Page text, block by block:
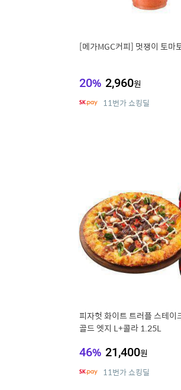
[메가MGC커피] 멋쟁이 토마
20% 2,960원
11번가 쇼킹딜
피자헛 화이트 트러플 스테이
골드 엣지 L+콜라 1.25L
46% 21,400원
11번가 쇼킹딜